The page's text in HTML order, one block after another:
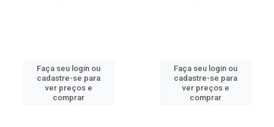
Faça seu login ou
cadastre-se para
ver preços e
comprar
Faça seu login ou
cadastre-se para
ver preços e
comprar